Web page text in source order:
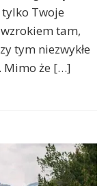
Twoje
tam,
tym niezwykłe
Mimo że […]